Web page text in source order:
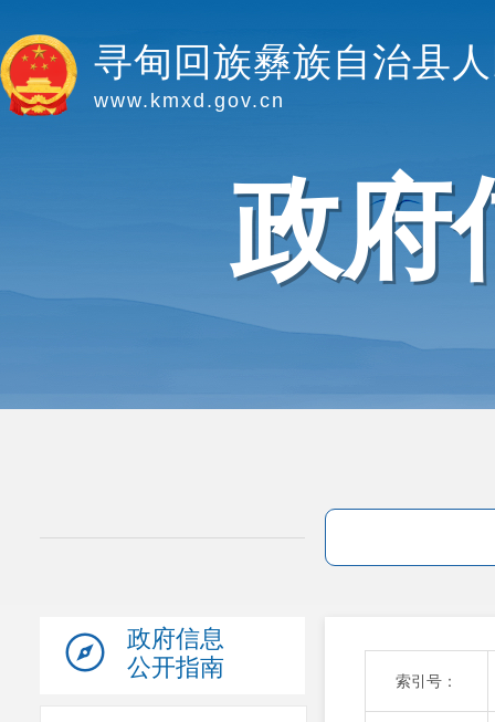
寻甸回族彝族自治县
www.kmxd.gov.cn
政府
政府信息
公开指南
索引号：